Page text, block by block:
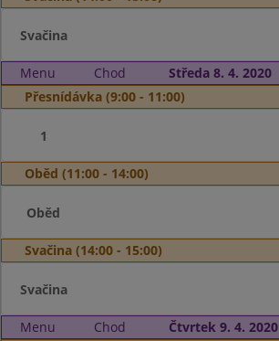
Svačina
Menu Chod
Středa 8. 4. 2020
Přesnídávka (9:00 - 11:00)
1
Oběd (11:00 - 14:00)
Oběd
Svačina (14:00 - 15:00)
Svačina
Menu Chod
Čtvrtek 9. 4. 2020